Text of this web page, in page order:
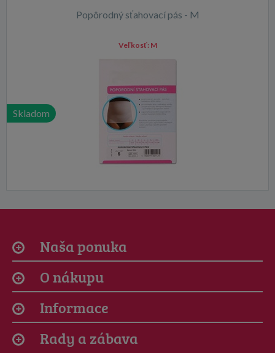
Popôrodný sťahovací pás - M
Skladom
Veľkosť: M
Naša ponuka
O nákupu
Informace
Rady a zábava